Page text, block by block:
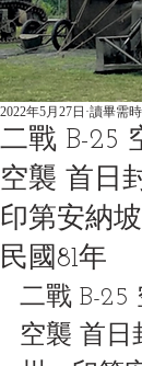
二戰 B-25
空襲 首日
印第安納
民國81年
2022年5月27日 讀畢需
二戰 B-25
空襲 首日